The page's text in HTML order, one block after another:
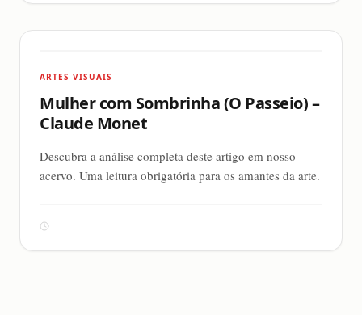
ARTES VISUAIS
Mulher com Sombrinha (O Passeio) –
Claude Monet
Descubra a análise completa deste artigo em nosso
acervo. Uma leitura obrigatória para os amantes da arte.